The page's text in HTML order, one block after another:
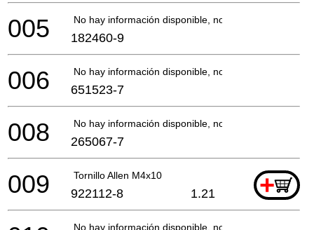
No hay información disponible, no se puede pedir
005 182460-9
No hay información disponible, no se puede pedir
006 651523-7
No hay información disponible, no se puede pedir
008 265067-7
Tornillo Allen M4x10 +
009 922112-8 1.21
No hay información disponible, no se puede pedir